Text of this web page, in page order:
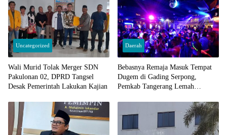
Uncategorized
Wali Murid Tolak Merger SDN
Pakulonan 02, DPRD Tangsel
Desak Pemerintah Lakukan Kajian
Daerah
Bebasnya Remaja Masuk Tempat
Dugem di Gading Serpong,
Pemkab Tangerang Lemah